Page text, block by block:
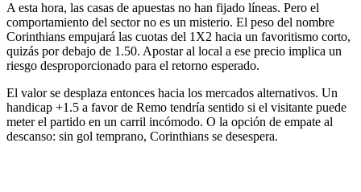
A esta hora, las casas de apuestas no han fijado líneas. Pero el
comportamiento del sector no es un misterio. El peso del nombre
Corinthians empujará las cuotas del 1X2 hacia un favoritismo corto,
quizás por debajo de 1.50. Apostar al local a ese precio implica un
riesgo desproporcionado para el retorno esperado.
El valor se desplaza entonces hacia los mercados alternativos. Un
handicap +1.5 a favor de Remo tendría sentido si el visitante puede
meter el partido en un carril incómodo. O la opción de empate al
descanso: sin gol temprano, Corinthians se desespera.